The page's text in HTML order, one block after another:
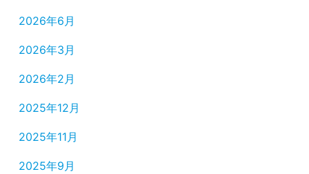
2026年6月
2026年3月
2026年2月
2025年12月
2025年11月
2025年9月